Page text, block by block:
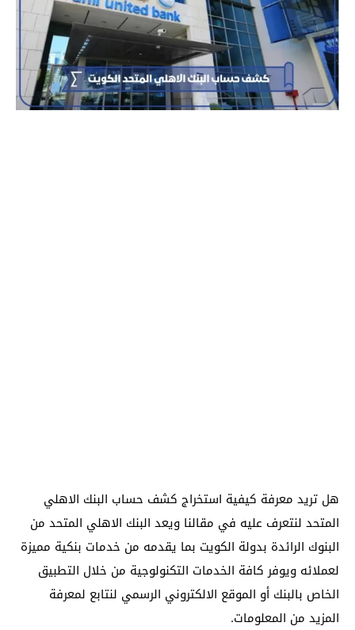
هل تريد معرفة كيفية استخراج كشف حساب البنك الاهلي
المتحد لنتعرف عليه في مقالنا ويعد البنك الاهلي المتحد من
البنوك الرائدة بدولة الكويت بما يقدمه من خدمات بنكية مميزة
لعملائه ويوفر كافة الخدمات التكنولوجية من خلال التطبيق
الخاص بالبنك أو الموقع الالكتروني الرسمي لنتابع لمعرفة
المزيد من المعلومات.